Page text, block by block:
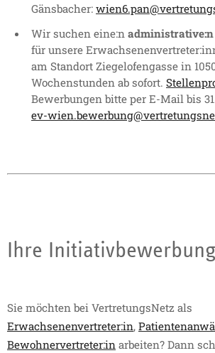
Gänsbacher:
Wir suchen eine:n
für unsere
am Standort Ziegelofengasse in
Wochenstunden ab sofort.
Bewerbungen bitte per E-Mail bis
ev-
Ihre Initiativbewerbung
Sie möchten bei VertretungsNetz als
Erwachsenenvertreter:in,
Bewohnervertreter:in arbeiten? Dann